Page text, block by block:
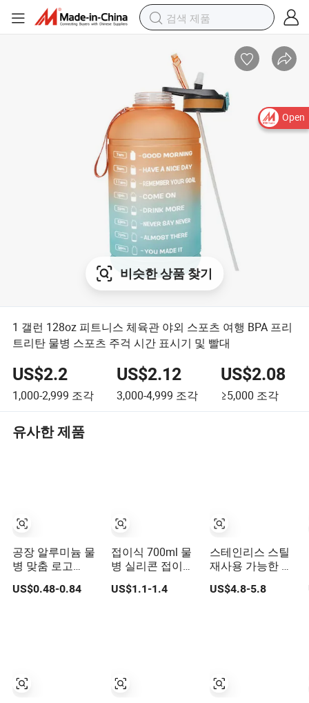
Open
비슷한 상품 찾기
1 갤런 128oz 피트니스 체육관 야외 스포츠 여행 BPA 프리
트리탄 물병 스포츠 주걱 시간 표시기 및 빨대
US$2.2
1,000-2,999 조각
US$2.12
3,000-4,999 조각
US$2.08
≥5,000 조각
유사한 제품
공장 알루미늄 물
병 맞춤 로고
500ml 600ml 스
포츠용 진공 열병
US$0.48-0.84
접이식 700ml 물
병 실리콘 접이식
여행 스포츠 물병
컵 체육관 캠핑 하
US$1.1-1.4
스테인리스 스틸
재사용 가능한 단
열 쿨 스포츠 여행
용 크기 폼 롤러
US$4.8-5.8